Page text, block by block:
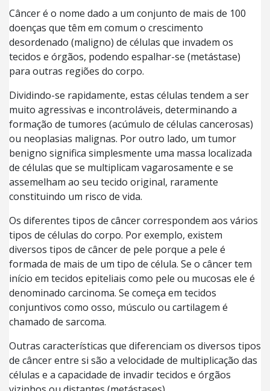
Câncer é o nome dado a um conjunto de mais de 100
doenças que têm em comum o crescimento
desordenado (maligno) de células que invadem os
tecidos e órgãos, podendo espalhar-se (metástase)
para outras regiões do corpo.
Dividindo-se rapidamente, estas células tendem a ser
muito agressivas e incontroláveis, determinando a
formação de tumores (acúmulo de células cancerosas)
ou neoplasias malignas. Por outro lado, um tumor
benigno significa simplesmente uma massa localizada
de células que se multiplicam vagarosamente e se
assemelham ao seu tecido original, raramente
constituindo um risco de vida.
Os diferentes tipos de câncer correspondem aos vários
tipos de células do corpo. Por exemplo, existem
diversos tipos de câncer de pele porque a pele é
formada de mais de um tipo de célula. Se o câncer tem
início em tecidos epiteliais como pele ou mucosas ele é
denominado carcinoma. Se começa em tecidos
conjuntivos como osso, músculo ou cartilagem é
chamado de sarcoma.
Outras características que diferenciam os diversos tipos
de câncer entre si são a velocidade de multiplicação das
células e a capacidade de invadir tecidos e órgãos